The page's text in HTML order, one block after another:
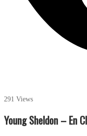
291 Views
Young Sheldon – En